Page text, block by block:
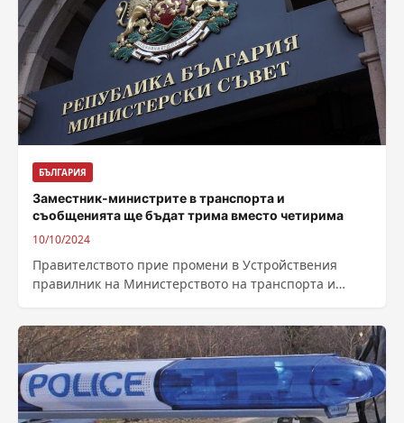
БЪЛГАРИЯ
Заместник-министрите в транспорта и
съобщенията ще бъдат трима вместо четирима
10/10/2024
Правителството прие промени в Устройствения
правилник на Министерството на транспорта и
на отделни дирекции...